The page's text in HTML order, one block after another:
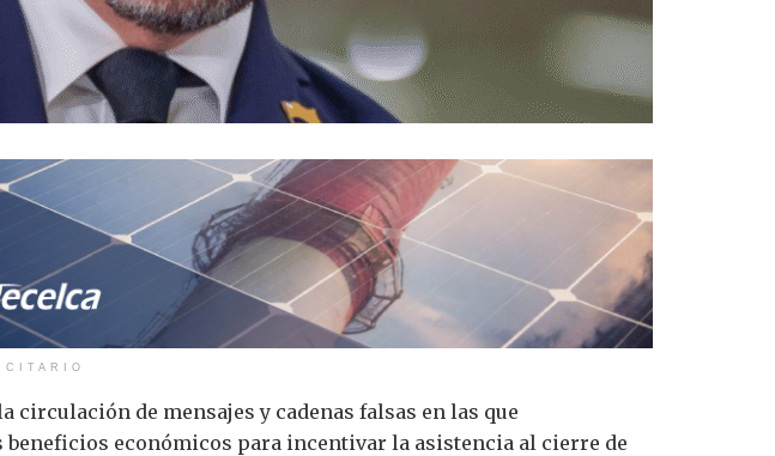
circulación de mensajes y cadenas falsas en las que
económicos para incentivar la asistencia al cierre de